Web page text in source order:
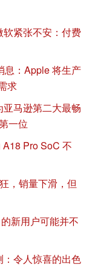
紧张不安：付费
息：Apple 将生产
求
马逊第二大最畅
一位
Pro SoC 不
，销量下滑，但
新用户可能并不
令人惊喜的出色